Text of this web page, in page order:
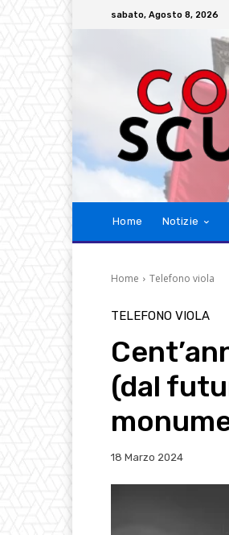
sabato, Agosto 8, 2026
Home Notizie
Home Telefono viola
TELEFONO VIOLA
(dal
18 Marzo 2024